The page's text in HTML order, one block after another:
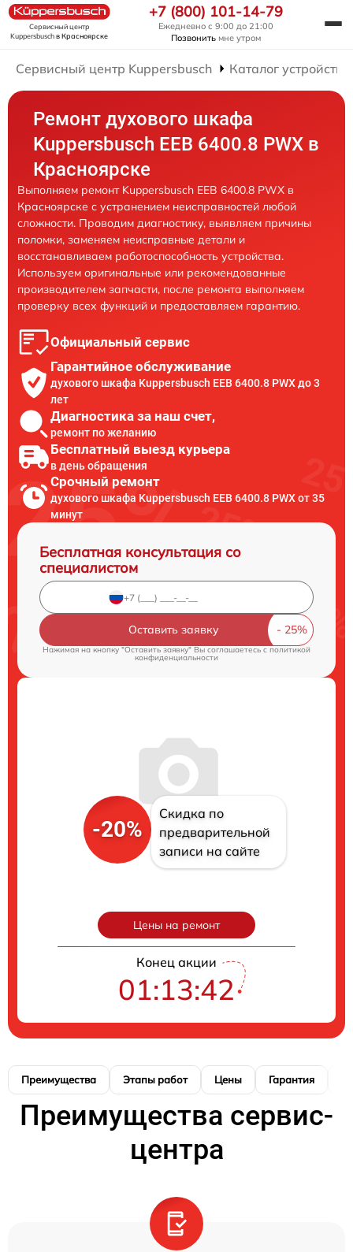
Сервисный центр
Kuppersbuschв Красноярске
+7 (800) 101-14-79
Ежедневно с 9:00 до 21:00
Позвонить мне утром
Сервисный центр Kuppersbusch Каталог устройств
Ремонт духового шкафа
Kuppersbusch EEB 6400.8 PWX в
Красноярске
Выполняем ремонт Kuppersbusch EEB 6400.8 PWX в
Красноярске с устранением неисправностей любой
сложности. Проводим диагностику, выявляем причины
поломки, заменяем неисправные детали и
восстанавливаем работоспособность устройства.
Используем оригинальные или рекомендованные
производителем запчасти, после ремонта выполняем
проверку всех функций и предоставляем гарантию.
Официальный сервис
Гарантийное обслуживание
духового шкафа Kuppersbusch EEB 6400.8 PWX до 3
лет
Диагностика за наш счет,
ремонт по желанию
Бесплатный выезд курьера
в день обращения
Срочный ремонт
духового шкафа Kuppersbusch EEB 6400.8 PWX от 35
минут
Бесплатная консультация со
специалистом
Оставить заявку
Нажимая на кнопку "Оставить заявку" Вы соглашаетесь cполитикой
конфиденциальности
-20%
Скидка по
предварительной
записи на сайте
Цены на ремонт
Конец акции
01:13:41
Преимущества Этапы работ Цены Гарантия
Преимущества сервис-
центра